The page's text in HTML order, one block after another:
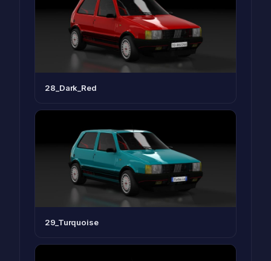
28_Dark_Red
29_Turquoise